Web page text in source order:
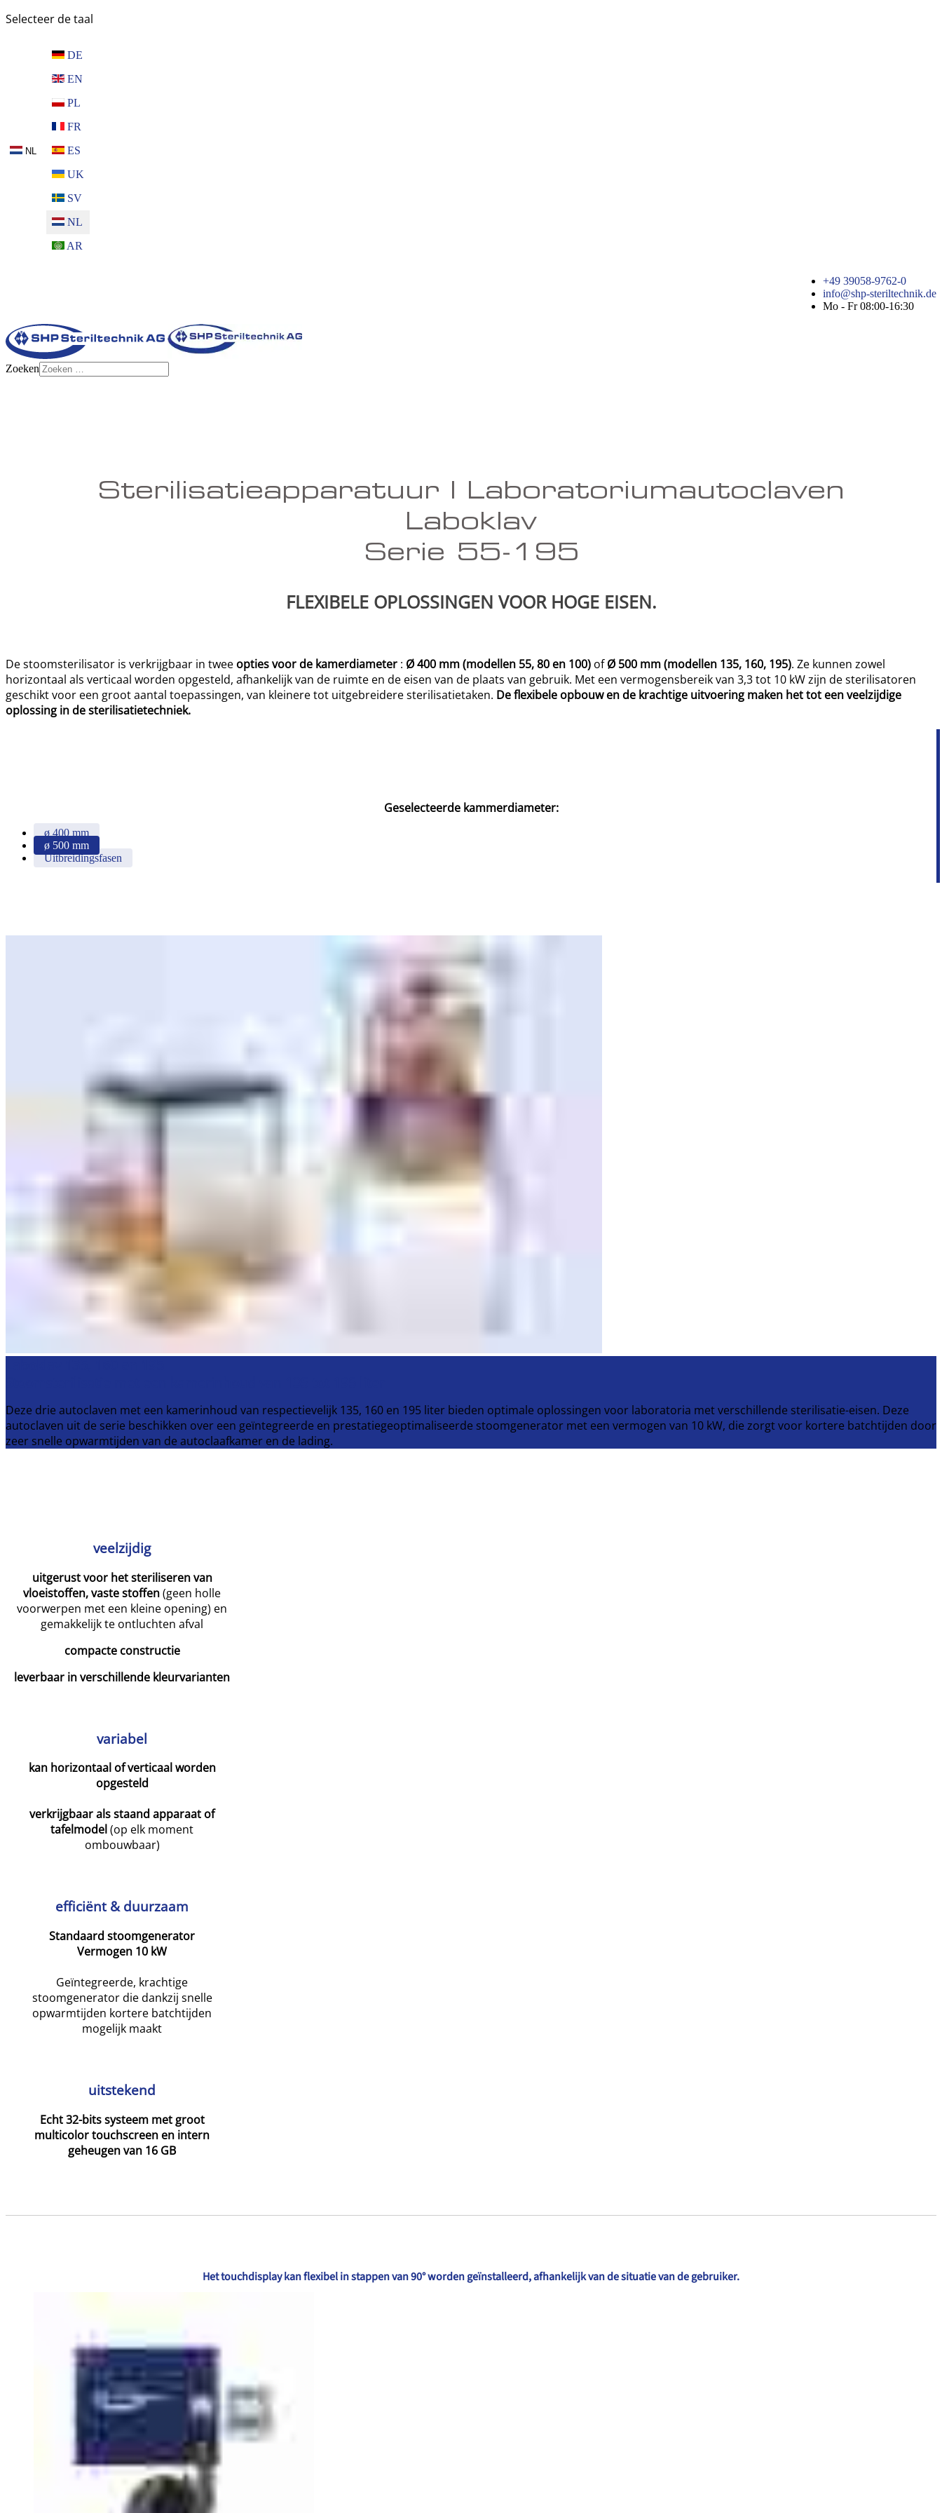
Selecteer de taal
NL
DE
EN
PL
FR
ES
UK
SV
NL
AR
+49 39058-9762-0
info@shp-steriltechnik.de
Mo - Fr 08:00-16:30
Zoeken
Sterilisatieapparatuur | Laboratoriumautoclaven
Laboklav
Serie 55-195
FLEXIBELE OPLOSSINGEN VOOR HOGE EISEN.
De stoomsterilisator is verkrijgbaar in twee opties voor de kamerdiameter : Ø 400 mm (modellen 55, 80 en 100) ofØ 500 mm (modellen 135, 160, 195). Ze kunnen zowel
horizontaal als verticaal worden opgesteld, afhankelijk van de ruimte en de eisen van de plaats van gebruik. Met een vermogensbereik van 3,3 tot 10 kW zijn de sterilisatoren
geschikt voor een groot aantal toepassingen, van kleinere tot uitgebreidere sterilisatietaken. De flexibele opbouw en de krachtige uitvoering maken het tot een veelzijdige
oplossing in de sterilisatietechniek.
Geselecteerde kammerdiameter:
ø 400 mm
ø 500 mm
Uitbreidingsfasen
Deze drie autoclaven met een kamerinhoud van respectievelijk 135, 160 en 195 liter bieden optimale oplossingen voor laboratoria met verschillende sterilisatie-eisen. Deze
autoclaven uit de serie beschikken over een geïntegreerde en prestatiegeoptimaliseerde stoomgenerator met een vermogen van 10 kW, die zorgt voor kortere batchtijden door
zeer snelle opwarmtijden van de autoclaafkamer en de lading.
veelzijdig
uitgerust voor het steriliseren van
vloeistoffen, vaste stoffen(geen holle
voorwerpen met een kleine opening) en
gemakkelijk te ontluchten afval
compacte constructie
leverbaar in verschillende kleurvarianten
variabel
kan horizontaal of verticaal worden
opgesteld
verkrijgbaar als staand apparaat of
tafelmodel(op elk moment
ombouwbaar)
efficiënt & duurzaam
Standaard stoomgenerator
Vermogen 10 kW
Geïntegreerde, krachtige
stoomgenerator die dankzij snelle
opwarmtijden kortere batchtijden
mogelijk maakt
uitstekend
Echt 32-bits systeem met groot
multicolor touchscreen en intern
geheugen van 16 GB
Het touchdisplay kan flexibel in stappen van 90° worden geïnstalleerd, afhankelijk van de situatie van de gebruiker.